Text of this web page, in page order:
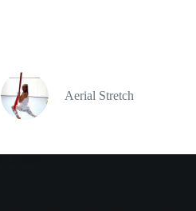
Aerial Stretch